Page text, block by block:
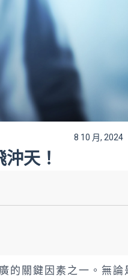
8 10 月, 2024
天！
的關鍵因素之一。無論